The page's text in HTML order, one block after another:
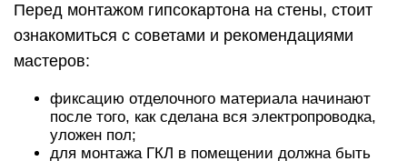
Перед монтажом гипсокартона на стены, стоит
ознакомиться с советами и рекомендациями
мастеров:
фиксацию отделочного материала начинают
после того, как сделана вся электропроводка,
уложен пол;
для монтажа ГКЛ в помещении должна быть